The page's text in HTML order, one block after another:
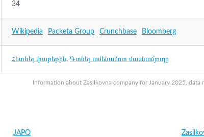
Information about Zasilkovna company for January 2025, data
34
Wikipedia Packeta Group Crunchbase Bloomberg
Հետևել փաթեթին, Գտնել ամենամոտ մասնաճյուղը
JAPO